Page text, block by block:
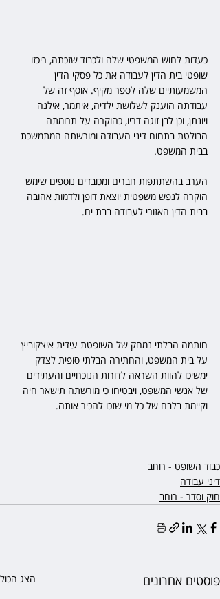
כעדות לחוש המשפטי שלה ולכבוד שזכתה, ריכזו
שופטי בית הדין לעבודה את כל פסקי הדין
המשמעותיים שלה לספר מקיף. אוסף זה של
עבודתה הוענק לשלושת ילדיה, איתמר, אילנה
ויונתן, וכן לבן זוגה דריו, כהוקרה על תרומתה
הבולטת בתחום דיני העבודה ומורשתה המתמשכת
בבית המשפט.
הערב בהשתתפות חברים ומכובדים נוספים שימש
הוקרה לנפש משפטית יוצאת דופן ולדמות אהובה
בבית הדין האזורי לעבודה בבת ים.
חותמה הבלתי נמחק של השופטת עידית איצקוביץ
על בית המשפט, והחתירה הבלתי סופית לצדק
ימשיכו להוות השראה לדורות הנוכחיים והעתידים
של אנשי המשפט, ויבטיחו כי מורשתה תישאר חיה
וקיימת בלבם של כל מי שזכו להכיר אותה.
כבוד השופט - רוחב
דיני עבודה
חוק וסדר - רוחב
פוסטים אחרונים הצג הכול